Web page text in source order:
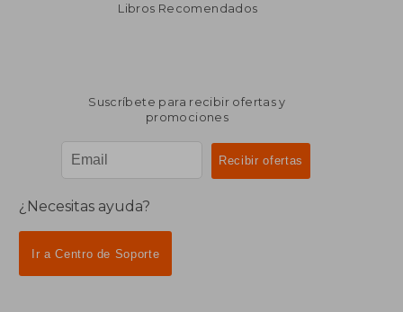
Libros Recomendados
Suscríbete para recibir ofertas y
promociones
¿Necesitas ayuda?
Ir a Centro de Soporte